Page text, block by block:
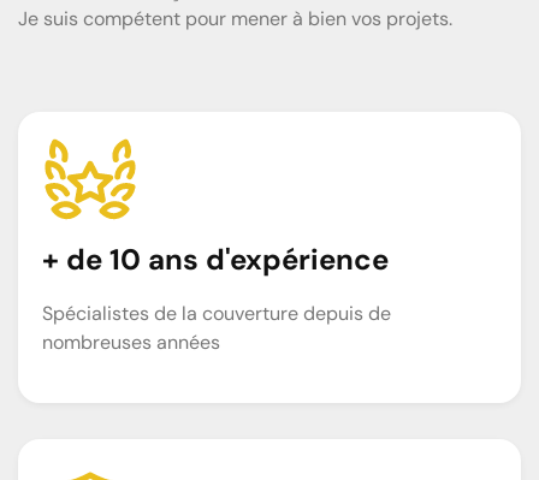
Je suis compétent pour mener à bien vos projets.
+ de 10 ans d'expérience
Spécialistes de la couverture depuis de
nombreuses années